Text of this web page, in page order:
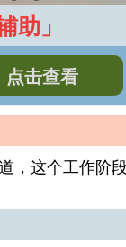
助」
点击查看
，这个工作阶